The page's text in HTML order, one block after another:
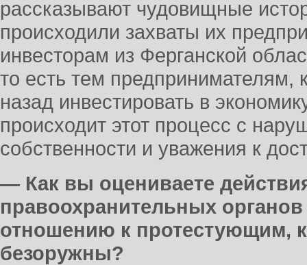
рассказывают чудовищные
происходили захваты их
инвесторам из Ферганской
то есть тем предпринимателям,
назад инвестировать в
происходит этот процесс с
собственности и уважения к
— Как вы оцениваете
правоохранительных органов
отношению к протестующим,
безоружны?